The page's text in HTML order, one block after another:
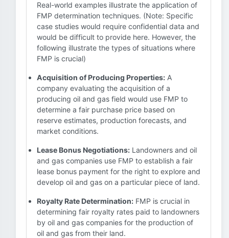
Real-world examples illustrate the application of
FMP determination techniques. (Note: Specific
case studies would require confidential data and
would be difficult to provide here. However, the
following illustrate the types of situations where
FMP is crucial)
Acquisition of Producing Properties: A
company evaluating the acquisition of a
producing oil and gas field would use FMP to
determine a fair purchase price based on
reserve estimates, production forecasts, and
market conditions.
Lease Bonus Negotiations: Landowners and oil
and gas companies use FMP to establish a fair
lease bonus payment for the right to explore and
develop oil and gas on a particular piece of land.
Royalty Rate Determination: FMP is crucial in
determining fair royalty rates paid to landowners
by oil and gas companies for the production of
oil and gas from their land.